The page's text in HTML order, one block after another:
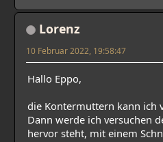
Lorenz
10 Februar 2022, 19:58:47
Hallo Eppo,
die Kontermuttern kann ich
Dann werde ich versuchen
hervor steht, mit einem